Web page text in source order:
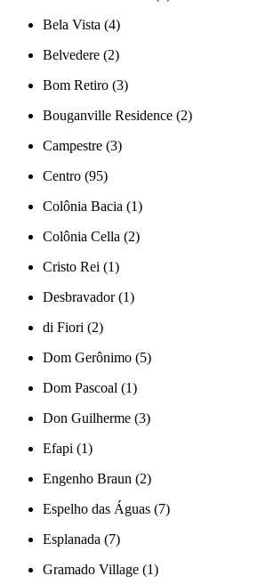
Bela Vista (4)
Belvedere (2)
Bom Retiro (3)
Bouganville Residence (2)
Campestre (3)
Centro (95)
Colônia Bacia (1)
Colônia Cella (2)
Cristo Rei (1)
Desbravador (1)
di Fiori (2)
Dom Gerônimo (5)
Dom Pascoal (1)
Don Guilherme (3)
Efapi (1)
Engenho Braun (2)
Espelho das Águas (7)
Esplanada (7)
Gramado Village (1)